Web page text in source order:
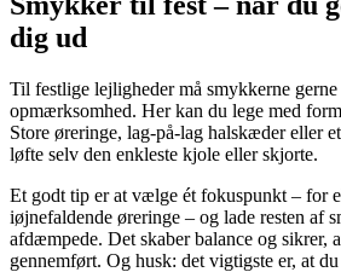
dig ud
Til festlige lejligheder må smykkerne
opmærksomhed. Her kan du lege med
Store øreringe, lag-på-lag halskæder eller
løfte selv den enkleste kjole eller skjorte.
Et godt tip er at vælge ét fokuspunkt – for
iøjnefaldende øreringe – og lade resten af
afdæmpede. Det skaber balance og sikrer,
gennemført. Og husk: det vigtigste er, at